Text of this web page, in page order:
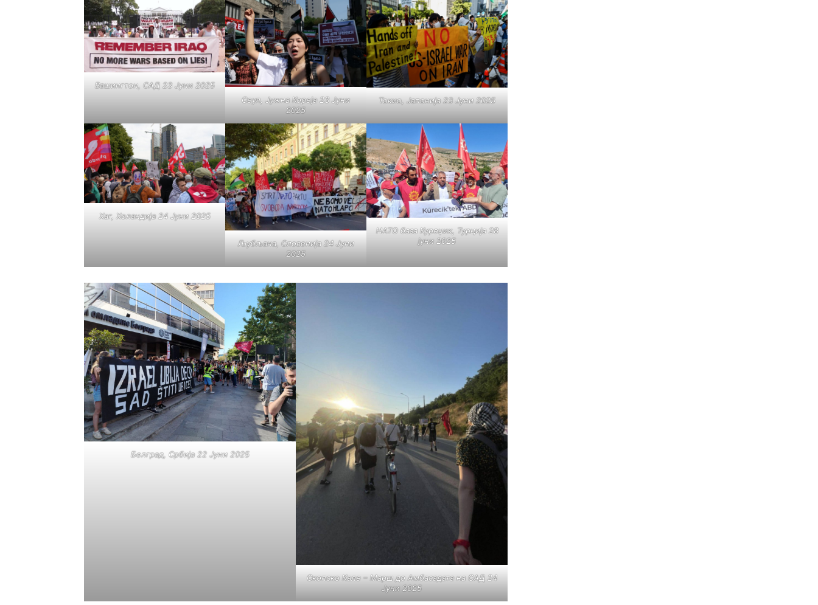
Вашингтон, САД 23 Јуни 2025
Сеул, Јужна Кореја 23 Јуни
2025
Токио, Јапонија 23 Јуни 2025
Хаг, Холандија 24 Јуни 2025
Љубљана, Словенија 24 Јуни
2025
НАТО база Куреџик, Турција 28
јуни 2025
Белград, Србија 22 Јуни 2025
Скопско Кале – Марш до Амбасадата на САД 24
Јуни 2025